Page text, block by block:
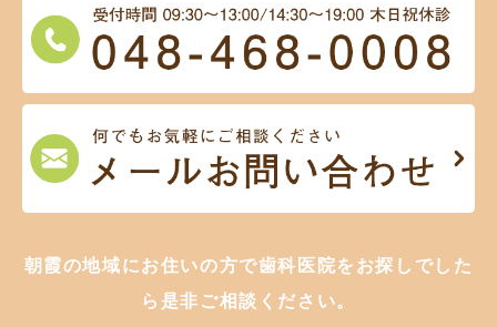
朝霞の地域にお住いの方で歯科医院をお探しでした
ら是非ご相談ください。